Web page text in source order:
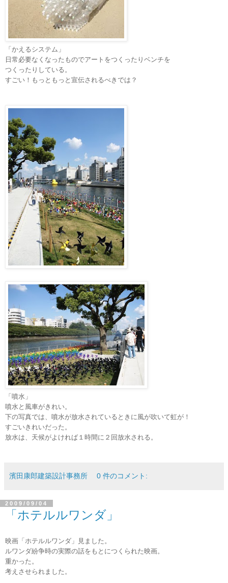
「かえるシステム」
日常必要なくなったものでアートをつくったりベンチを
つくったり している。
すごい！もっともっと宣伝されるべきでは？
「噴水」
噴水と風車がきれい。
下の写真では、噴水が放水されているときに風が吹いて虹が！
すごいきれいだった。
放水は、天候がよければ１時間に２回放水される。
濱田康郎建築設計事務所 0 件のコメント:
2009/09/04
「ホテルルワンダ」
映画「ホテルルワンダ」見ました。
ルワンダ紛争時の実際の話をもとにつくられた映画。
重かった。
考えさせられました。